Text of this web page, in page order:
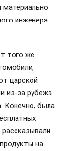
материально
инженера
того же
царской
из-за рубежа
Конечно, была
на